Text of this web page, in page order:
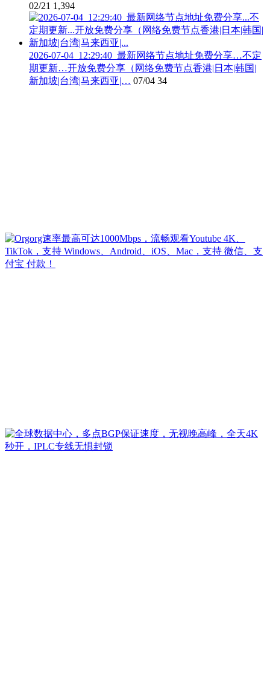
02/21 1,394
2026-07-04_12:29:40_最新网络节点地址免费分享…不定
期更新…开放免费分享（网络免费节点香港|日本|韩国|
新加坡|台湾|马来西亚|… 07/04 34